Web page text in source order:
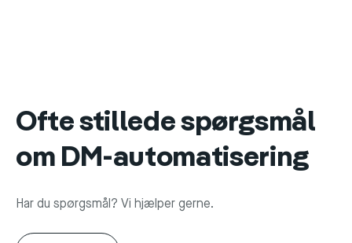
Ofte stillede spørgsmål
om DM-automatisering
Har du spørgsmål? Vi hjælper gerne.